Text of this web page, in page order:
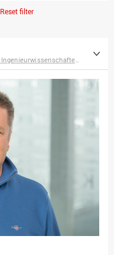
Reset filter
Fakultät Ingenieurwissenschaften und Informatik